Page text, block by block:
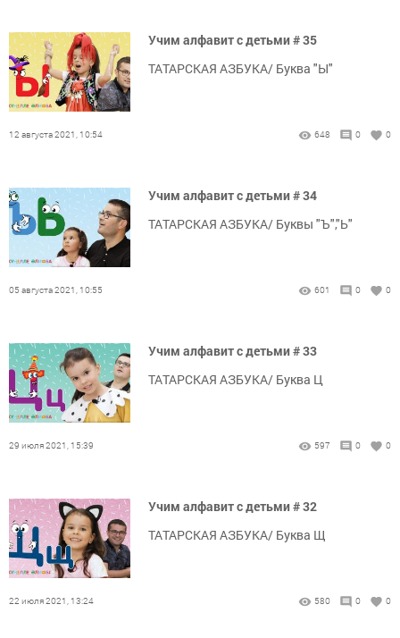
Учим алфавит с детьми # 35
ТАТАРСКАЯ АЗБУКА/ Буква "Ы"
12 августа 2021, 10:54 648 0 0
Учим алфавит с детьми # 34
ТАТАРСКАЯ АЗБУКА/ Буквы "Ъ","Ь"
05 августа 2021, 10:55 601 0 0
Учим алфавит с детьми # 33
ТАТАРСКАЯ АЗБУКА/ Буква Ц
29 июля 2021, 15:39 597 0 0
Учим алфавит с детьми # 32
ТАТАРСКАЯ АЗБУКА/ Буква Щ
22 июля 2021, 13:24 580 0 0